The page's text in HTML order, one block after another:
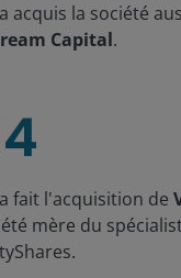
acquis la société
Capital.
fait l'acquisition de
mère du